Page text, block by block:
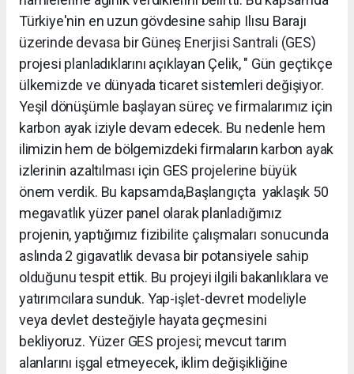
Türkiye'nin en uzun gövdesine sahip Ilısu Barajı
üzerinde devasa bir Güneş Enerjisi Santrali (GES)
projesi planladıklarını açıklayan Çelik, " Gün geçtikçe
ülkemizde ve dünyada ticaret sistemleri değişiyor.
Yeşil dönüşümle başlayan süreç ve firmalarımız için
karbon ayak iziyle devam edecek. Bu nedenle hem
ilimizin hem de bölgemizdeki firmaların karbon ayak
izlerinin azaltılması için GES projelerine büyük
önem verdik. Bu kapsamda,Başlangıçta yaklaşık 50
megavatlık yüzer panel olarak planladığımız
projenin, yaptığımız fizibilite çalışmaları sonucunda
aslında 2 gigavatlık devasa bir potansiyele sahip
olduğunu tespit ettik. Bu projeyi ilgili bakanlıklara ve
yatırımcılara sunduk. Yap-işlet-devret modeliyle
veya devlet desteğiyle hayata geçmesini
bekliyoruz. Yüzer GES projesi; mevcut tarım
alanlarını işgal etmeyecek, iklim değişikliğine